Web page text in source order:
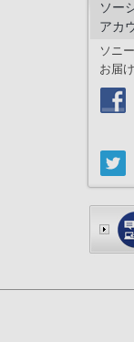
ソー
アカ
ソニ
お届